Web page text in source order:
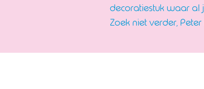
decoratiestuk waar al
Zoek niet verder,